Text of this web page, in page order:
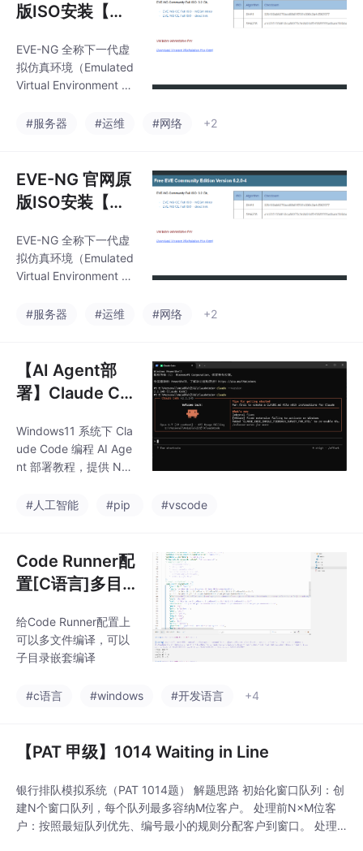
版ISO安装【无
镜像】
EVE-NG 全称下一代虚
拟仿真环境（Emulated
Virtual Environment N
于 Ubuntu 开发的开源
机上虚拟化部署思科、
华为、H3C、锐捷、防
火墙、负载均衡、服务
建完整组网拓扑，用于
网络学习、工程方案验
证。
#服务器 #运维 #网络 +2
EVE-NG 官网原
版ISO安装【无
镜像】
EVE-NG 全称下一代虚
拟仿真环境（Emulated
Virtual Environment N
于 Ubuntu 开发的开源
机上虚拟化部署思科、
华为、H3C、锐捷、防
火墙、负载均衡、服务
建完整组网拓扑，用于
网络学习、工程方案验
证。
#服务器 #运维 #网络 +2
【AI Agent部
署】Claude Co
C Switch 部署
指南
Windows11 系统下 Cla
ude Code 编程 AI Age
nt 部署教程，提供 NP
式，优先推荐 Winget
搭建本地离线免费智能
助手，也可通过 CC Sw
itch 工具接入 DeepSee
规范完成 Agent 专属参
数配置。文中涵盖密钥
申领、环境配置、终端
#人工智能 #pip #vscode
Code Runner配
置[C语言]多目
【Windows环
境】【Cursor】
给Code Runner配置上
可以多文件编译，可以
子目录嵌套编译
#c语言 #windows #开发语言 +4
【PAT 甲级】1014 Waiting in Line
银行排队模拟系统（PAT 1014题） 解题思路 初始化窗口队列：创
建N个窗口队列，每个队列最多容纳M位客户。 处理前N×M位客
户：按照最短队列优先、编号最小的规则分配客户到窗口。 处理